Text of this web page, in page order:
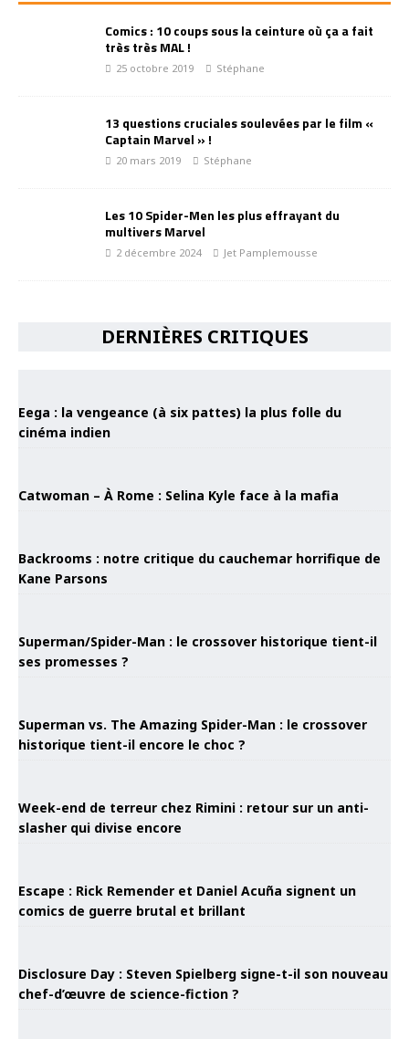
Comics : 10 coups sous la ceinture où ça a fait
très très MAL !
25 octobre 2019 Stéphane
13 questions cruciales soulevées par le film «
Captain Marvel » !
20 mars 2019 Stéphane
Les 10 Spider-Men les plus effrayant du
multivers Marvel
2 décembre 2024 Jet Pamplemousse
DERNIÈRES CRITIQUES
Eega : la vengeance (à six pattes) la plus folle du
cinéma indien
Catwoman – À Rome : Selina Kyle face à la mafia
Backrooms : notre critique du cauchemar horrifique de
Kane Parsons
Superman/Spider-Man : le crossover historique tient-il
ses promesses ?
Superman vs. The Amazing Spider-Man : le crossover
historique tient-il encore le choc ?
Week-end de terreur chez Rimini : retour sur un anti-
slasher qui divise encore
Escape : Rick Remender et Daniel Acuña signent un
comics de guerre brutal et brillant
Disclosure Day : Steven Spielberg signe-t-il son nouveau
chef-d’œuvre de science-fiction ?